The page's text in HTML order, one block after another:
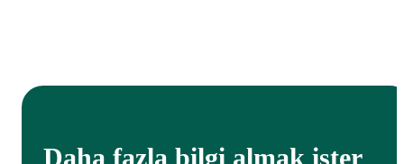
koşulda satılmaz.
Daha fazla bilgi almak ister